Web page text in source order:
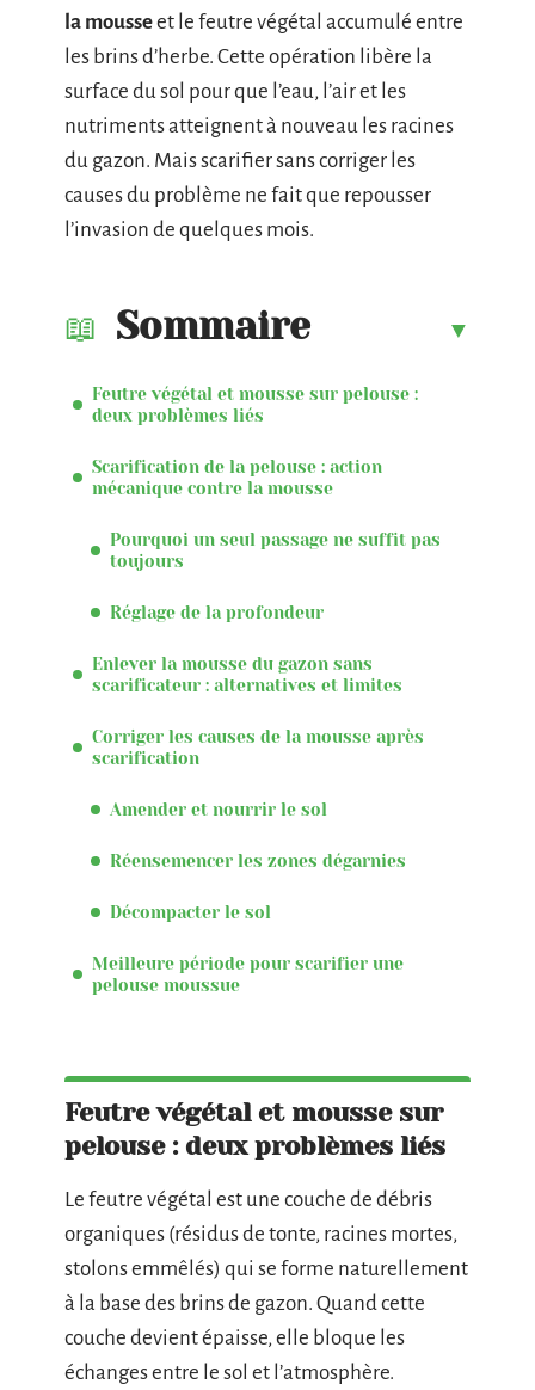
la mousseet le feutre végétal accumulé entre
les brins d’herbe. Cette opération libère la
surface du sol pour que l’eau, l’air et les
nutriments atteignent à nouveau les racines
du gazon. Mais scarifier sans corriger les
causes du problème ne fait que repousser
l’invasion de quelques mois.
Sommaire
Feutre végétal et mousse sur pelouse :
deux problèmes liés
Scarification de la pelouse : action
mécanique contre la mousse
Pourquoi un seul passage ne suffit pas
toujours
Réglage de la profondeur
Enlever la mousse du gazon sans
scarificateur : alternatives et limites
Corriger les causes de la mousse après
scarification
Amender et nourrir le sol
Réensemencer les zones dégarnies
Décompacter le sol
Meilleure période pour scarifier une
pelouse moussue
Feutre végétal et mousse sur
pelouse : deux problèmes liés
Le feutre végétal est une couche de débris
organiques (résidus de tonte, racines mortes,
stolons emmêlés) qui se forme naturellement
à la base des brins de gazon. Quand cette
couche devient épaisse, elle bloque les
échanges entre le sol et l’atmosphère.